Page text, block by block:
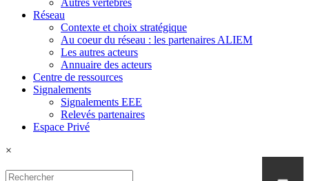
Autres vertébrés
Réseau
Contexte et choix stratégique
Au coeur du réseau : les partenaires ALIEM
Les autres acteurs
Annuaire des acteurs
Centre de ressources
Signalements
Signalements EEE
Relevés partenaires
Espace Privé
×